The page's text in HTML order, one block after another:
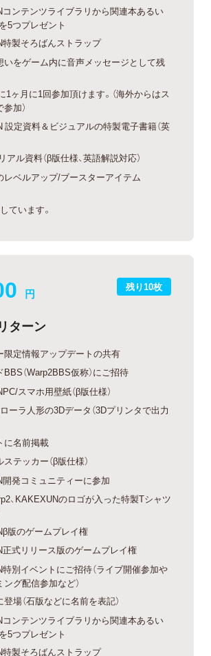
ンテンツライブラリから関連本あるい
5つプレゼント
製そろばんストラップ
いをゲーム内に音声メッセージとして残
1ヶ月に1回参加頂けます。（海外からはス
加）
設定資料＆ビジュアルの特製電子書籍（英
アル資料（β版仕様、英語解説対応）
レベルアップ/ブースターアイテム
ています。
残り10枚
円
ターン
限定情報アップデートの共有
（Warp2BBS仮称）にご招待
スマホ用壁紙（β版仕様）
ーラ人形の3Dデータ（3Dプリンタで出力
に名前掲載
テッカー（β版仕様）
発コミュニティーに参加
、KAKEXUNのロゴが入った特製Tシャツ
版のゲームプレイ権
式リリース版のゲームプレイ権
別イベントにご招待（ライブ開催参加や
グ配信参加など）
場（石版などに名前を表記）
ンテンツライブラリから関連本あるい
5つプレゼント
製そろばんストラップ